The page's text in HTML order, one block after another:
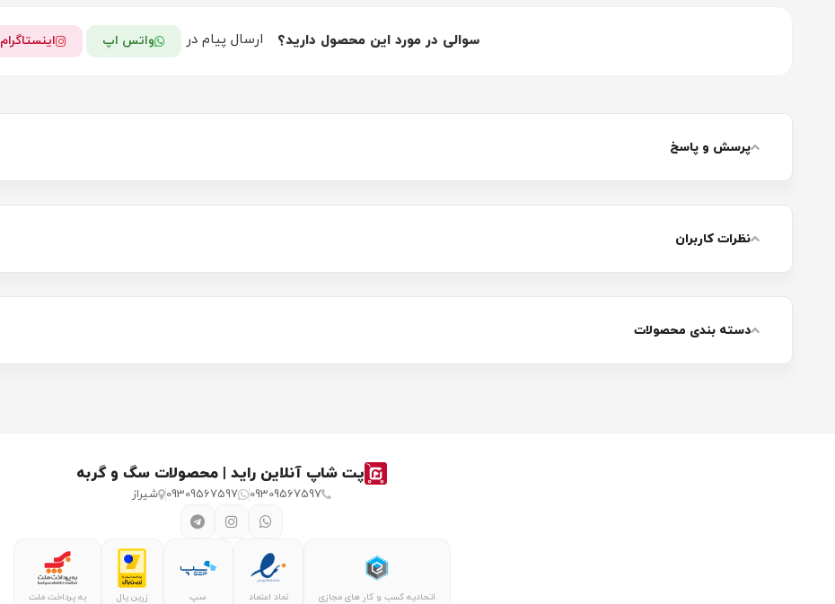
سوالی در مورد این محصول دارید؟ ارسال پیام در واتس اپ اینستاگرام
پرسش و پاسخ
نظرات کاربران
دسته بندی محصولات
پت شاپ آنلاین راید | محصولات سگ و گربه
09309567597
09309567597 شیراز
اتحادیه کسب و کار های مجازی نماد اعتماد سپ زرین پال به پرداخت ملت